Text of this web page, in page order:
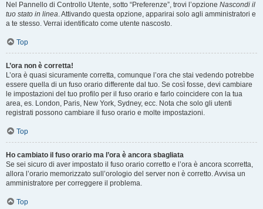
Nel Pannello di Controllo Utente, sotto “Preferenze”, trovi l’opzione Nascondi il
tuo stato in linea. Attivando questa opzione, apparirai solo agli amministratori e
a te stesso. Verrai identificato come utente nascosto.
Top
L’ora non è corretta!
L’ora è quasi sicuramente corretta, comunque l’ora che stai vedendo potrebbe
essere quella di un fuso orario differente dal tuo. Se così fosse, devi cambiare
le impostazioni del tuo profilo per il fuso orario e farlo coincidere con la tua
area, es. London, Paris, New York, Sydney, ecc. Nota che solo gli utenti
registrati possono cambiare il fuso orario e molte impostazioni.
Top
Ho cambiato il fuso orario ma l’ora è ancora sbagliata
Se sei sicuro di aver impostato il fuso orario corretto e l’ora è ancora scorretta,
allora l’orario memorizzato sull’orologio del server non è corretto. Avvisa un
amministratore per correggere il problema.
Top